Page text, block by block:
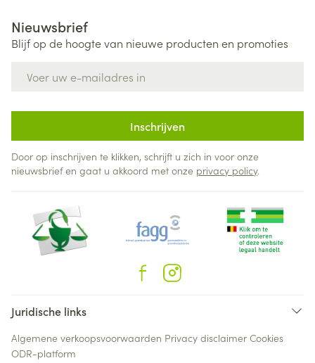
Nieuwsbrief
Blijf op de hoogte van nieuwe producten en promoties
Inschrijven
Door op inschrijven te klikken, schrijft u zich in voor onze
nieuwsbrief en gaat u akkoord met onze privacy policy.
Juridische links
Algemene verkoopsvoorwaarden Privacy disclaimer Cookies
ODR-platform